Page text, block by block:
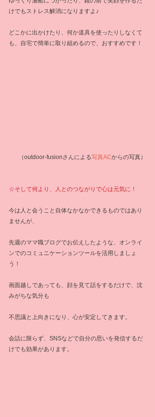
けでもストレス解消になりますよ♪
どこかに出かけたり、何か道具を使ったりしなくて
も、自宅で簡単に取り組めるので、おすすめです！
（outdoor-fusionさんによる写真ACからの写真）
☆そして何より、人とのつながりで心は元気に！
今は人と会うこと自体なかなかできるものではあり
ませんが、
先週のママ職ブログでお伝えしたような、オンライ
ンでのコミュニケーションツールを活用しましょ
う！
画面越しであっても、顔を見て話をするだけで、沈
みがちな気分も
不思議と上向きになり、心が安定してきます。
会話に限らず、SNSなどで自分の思いを発信するだ
けでも効果があります。